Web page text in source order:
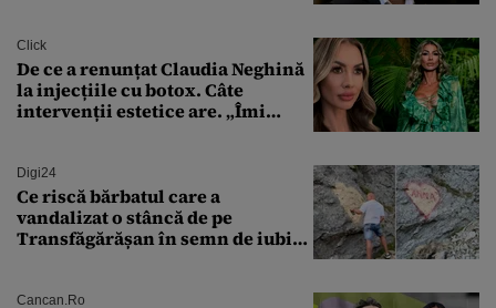
Click
De ce a renunțat Claudia Neghină
la injecțiile cu botox. Câte
intervenții estetice are. „Îmi
Digi24
Ce riscă bărbatul care a
vandalizat o stâncă de pe
Transfăgărășan în semn de iubire
Cancan.ro